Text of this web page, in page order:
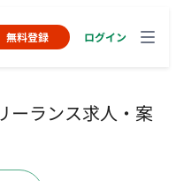
無料登録 ログイン
ーランス求人・案